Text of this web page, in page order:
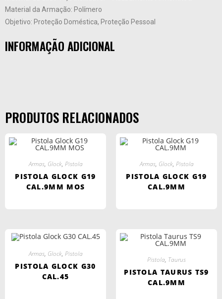
Material da Armação: Polímero
Objetivo: Proteção Doméstica, Proteção Pessoal
INFORMAÇÃO ADICIONAL
PRODUTOS RELACIONADOS
Armas, Glock, Pistola
PISTOLA GLOCK G19
CAL.9MM MOS
Armas, Glock, Pistola
PISTOLA GLOCK G19
CAL.9MM
Armas, Glock, Pistola
PISTOLA GLOCK G30
CAL.45
Pistola, Taurus
PISTOLA TAURUS TS9
CAL.9MM